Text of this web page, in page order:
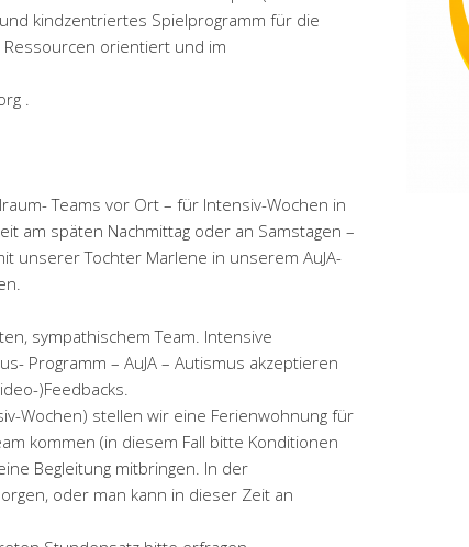
kindzentriertes Spielprogramm für die
Ressourcen orientiert und im
.
Teams vor Ort – für Intensiv-Wochen in
am späten Nachmittag oder an Samstagen –
unserer Tochter Marlene in unserem AuJA-
sympathischem Team. Intensive
Programm – AuJA – Autismus akzeptieren
)Feedbacks.
Wochen) stellen wir eine Ferienwohnung für
kommen (in diesem Fall bitte Konditionen
Begleitung mitbringen. In der
oder man kann in dieser Zeit an